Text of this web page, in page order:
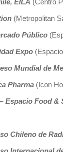
(Metropolitan
Público
Expo
Mundial de
Pharma (Icon
Espacio Food &
Chileno de